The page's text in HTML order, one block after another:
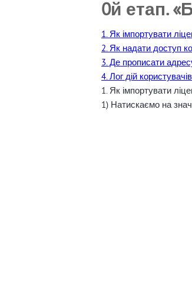
0й етап.
1. Як імпортувати
2. Як надати доступ
3. Де прописати
4. Лог дій
1. Як імпортувати
1) Натискаємо на